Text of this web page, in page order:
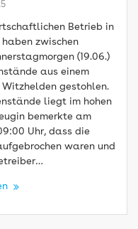
Betrieb in
zwischen
(19.06.)
aus einem
gestohlen.
liegt im hohen
bemerkte am
Uhr, dass die
waren und